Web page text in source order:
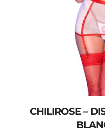
CHILIROSE –